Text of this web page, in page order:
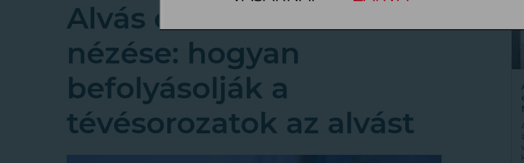
Alvás és sorozatok
nézése: hogyan
befolyásolják a
tévésorozatok az alvást